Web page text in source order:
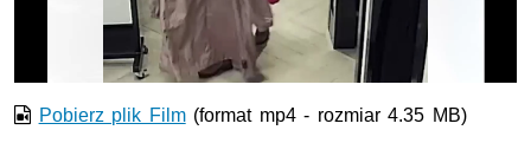
wideo
Pobierz plik Film(format mp4 - rozmiar 4.35 MB)